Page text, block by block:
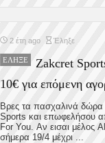
2 έτη ago Έληξε
ΈΛΗΞΕ
Zakcret
10€ για επόμενη
Βρες τα πασχαλινά
Sports και επωφελήσου
For You. Αν εισαι μέλος
σήμερα 19/4 μέχρι ...